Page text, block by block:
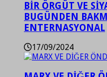
BİR ÖRGÜT VE
BUGÜNDEN
ENTERNASYONAL
17/09/2024